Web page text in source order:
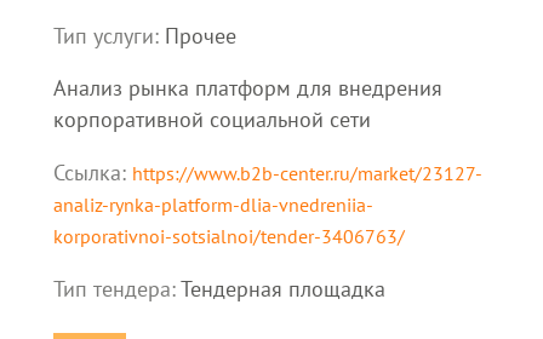
Тип услуги: Прочее
Анализ рынка платформ для внедрения
корпоративной социальной сети
Ссылка: https://www.b2b-center.ru/market/23127-
analiz-rynka-platform-dlia-vnedreniia-
korporativnoi-sotsialnoi/tender-3406763/
Тип тендера:Тендерная площадка